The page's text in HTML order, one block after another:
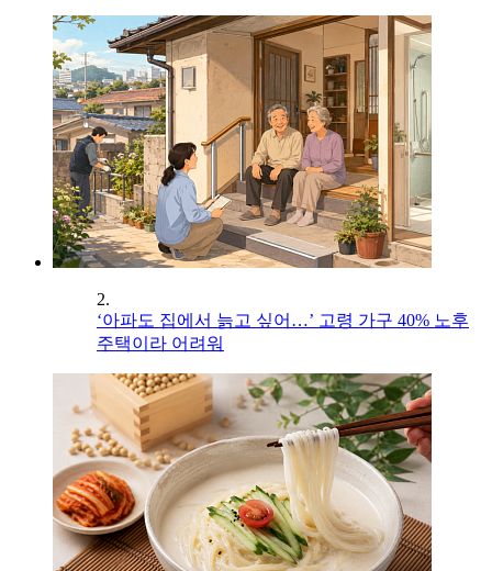
2.
‘아파도 집에서 늙고 싶어…’ 고령 가구 40% 노후
주택이라 어려워